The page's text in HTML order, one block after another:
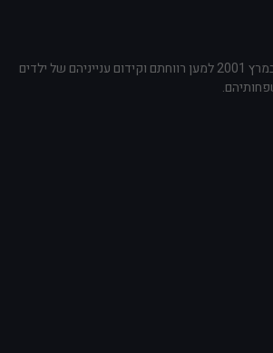
עמותת הורים שהוקמה במרץ 2001 למען רווחתם וקידום ענייניהם של ילדים